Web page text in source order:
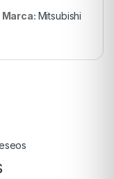
Marca: Mitsubishi